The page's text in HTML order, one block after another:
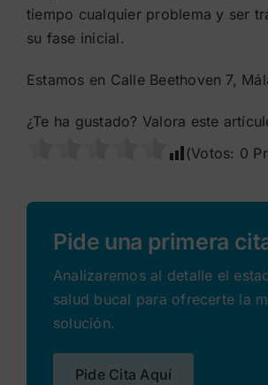
tiempo cualquier problema y ser
su fase inicial.
Estamos en Calle Beethoven 7,
¿Te ha gustado? Valora este
(Votos: 0
Pide una primera
Analizaremos al detalle el
salud bucal para ofrecerte la
solución.
Pide Cita Aquí